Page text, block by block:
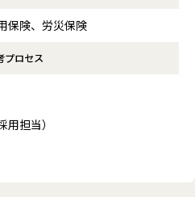
保険、労災保険
プロセス
担当）